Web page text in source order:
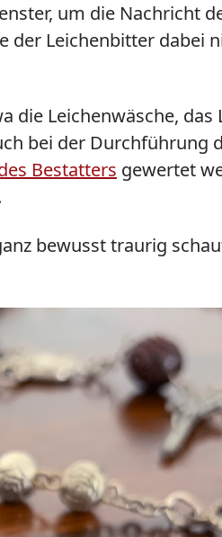
um die Nachricht
Leichenbitter dabei
Leichenwäsche,
bei der Durchführung
Bestatters gewertet
bewusst traurig